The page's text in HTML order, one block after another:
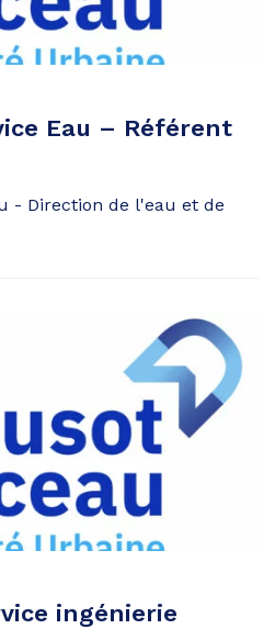
Eau – Référent
- Direction de l'eau et de
ingénierie